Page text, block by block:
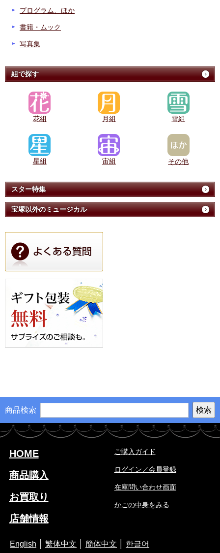
プログラム、ほか
書籍・ムック
写真集
組で探す
花組 月組 雪組
星組 宙組 その他
スター特集
宝塚以外のミュージカル
商品検索
HOME
商品購入
お買取り
店舗情報
ご購入ガイド
ログイン／会員登録
在庫問い合わせ画面
かごの中身をみる
English 繁体中文 簡体中文 한글어